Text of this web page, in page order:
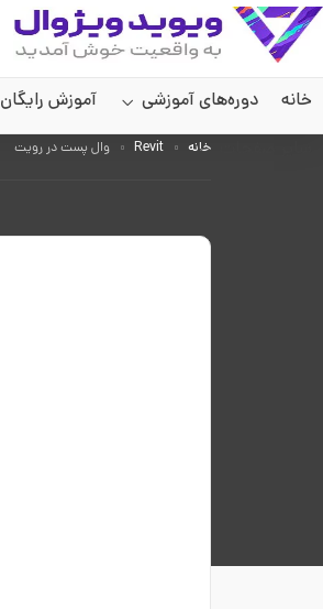
خانه دوره‌های آموزشی آموزش رایگان
خانه Revit وال پست در رویت